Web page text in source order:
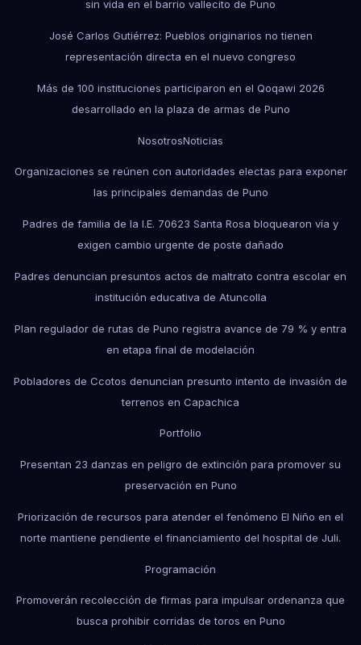
sin vida en el barrio vallecito de Puno
José Carlos Gutiérrez: Pueblos originarios no tienen
representación directa en el nuevo congreso
Más de 100 instituciones participaron en el Qoqawi 2026
desarrollado en la plaza de armas de Puno
NosotrosNoticias
Organizaciones se reúnen con autoridades electas para exponer
las principales demandas de Puno
Padres de familia de la I.E. 70623 Santa Rosa bloquearon vía y
exigen cambio urgente de poste dañado
Padres denuncian presuntos actos de maltrato contra escolar en
institución educativa de Atuncolla
Plan regulador de rutas de Puno registra avance de 79 % y entra
en etapa final de modelación
Pobladores de Ccotos denuncian presunto intento de invasión de
terrenos en Capachica
Portfolio
Presentan 23 danzas en peligro de extinción para promover su
preservación en Puno
Priorización de recursos para atender el fenómeno El Niño en el
norte mantiene pendiente el financiamiento del hospital de Juli.
Programación
Promoverán recolección de firmas para impulsar ordenanza que
busca prohibir corridas de toros en Puno